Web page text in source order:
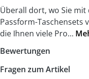
Überall dort, wo Sie
Passform-Taschensets
die Ihnen viele Pro…
Bewertungen
Fragen zum Artikel